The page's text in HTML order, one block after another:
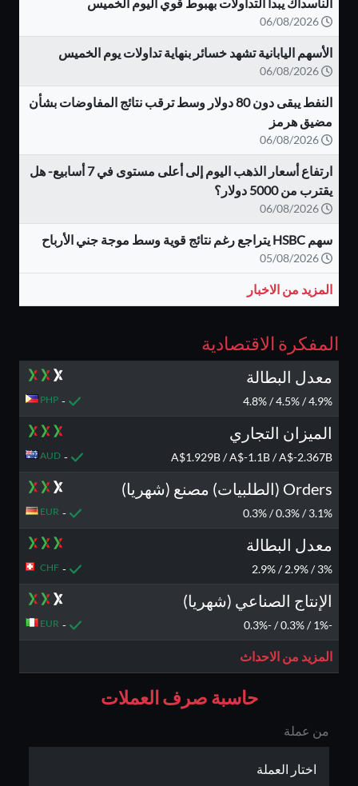
الناسداك يبدأ التداولات بهبوط قوي اليوم الخميس
الأسهم اليابانية تشهد خسائر بنهاية تداولات يوم الخميس
النفط يبقى دون 80 دولار وسط ترقب نتائج المفاوضات بشأن
مضيق هرمز
ارتفاع أسعار الذهب اليوم إلى أعلى مستوى في 7 أسابيع- هل
يقترب من 5000 دولار؟
سهم HSBC يتراجع رغم نتائج قوية وسط موجة جني الأرباح
المزيد من الاخبار
المفكرة الاقتصادية
معدل البطالة
4.9% / 4.5% / 4.8%
-
PHP
الميزان التجاري
A$1.929B / A$-1.1B / A$-2.367B
-
AUD
Orders (الطلبيات) مصنع (شهريا)
3.1% / 0.3% / 0.3%
-
EUR
معدل البطالة
3% / 2.9% / 2.9%
-
CHF
الإنتاج الصناعي (شهريا)
-1% / 0.3% / -0.3%
-
EUR
المزيد من الاحداث
حاسبة صرف العملات
من عملة